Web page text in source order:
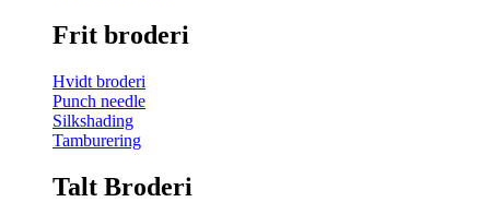
Frit broderi
Hvidt broderi
Punch needle
Silkshading
Tamburering
Talt Broderi